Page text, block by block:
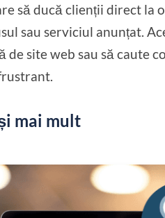
să ducă clienții direct la
sau serviciul anunțat.
de site web sau să caute
mai mult